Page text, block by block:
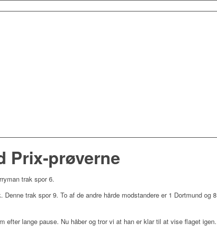
Prix-prøverne
trak spor 6.
trak spor 9. To af de andre hårde modstandere er 1 Dortmund og 8
lange pause. Nu håber og tror vi at han er klar til at vise flaget igen.